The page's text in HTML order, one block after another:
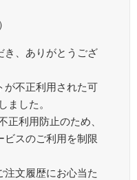
き、ありがとうござ
が不正利用された可
した。
利用防止のため、
スのご利用を制限
文履歴にお心当た